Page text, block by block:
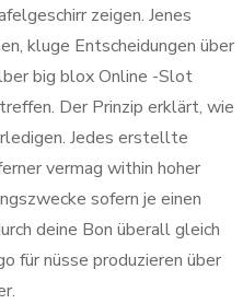
zeigen. Jenes
kluge Entscheidungen über
big blox Online -Slot
Der Prinzip erklärt, wie
Jedes erstellte
vermag within hoher
sofern je einen
deine Bon überall gleich
für nüsse produzieren über